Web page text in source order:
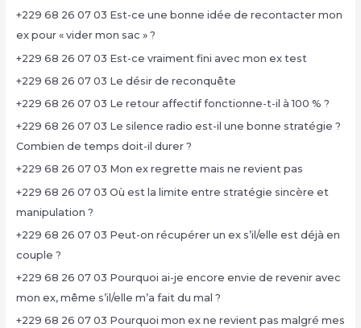
+229 68 26 07 03 Est-ce une bonne idée de recontacter mon
ex pour « vider mon sac » ?
+229 68 26 07 03 Est-ce vraiment fini avec mon ex test
+229 68 26 07 03 Le désir de reconquête
+229 68 26 07 03 Le retour affectif fonctionne-t-il à 100 % ?
+229 68 26 07 03 Le silence radio est-il une bonne stratégie ?
Combien de temps doit-il durer ?
+229 68 26 07 03 Mon ex regrette mais ne revient pas
+229 68 26 07 03 Où est la limite entre stratégie sincère et
manipulation ?
+229 68 26 07 03 Peut-on récupérer un ex s’il/elle est déjà en
couple ?
+229 68 26 07 03 Pourquoi ai-je encore envie de revenir avec
mon ex, même s’il/elle m’a fait du mal ?
+229 68 26 07 03 Pourquoi mon ex ne revient pas malgré mes